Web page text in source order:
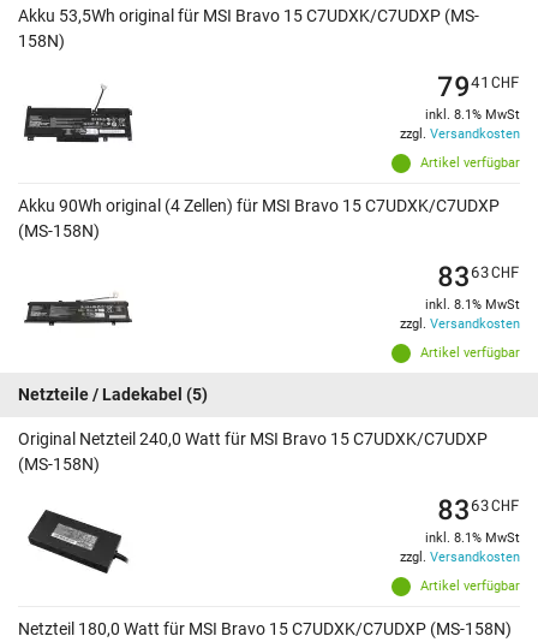
Akku 53,5Wh original für MSI Bravo 15 C7UDXK/C7UDXP (MS-
158N)
Artikel verfügbar
7941 CHF
inkl. 8.1% MwSt
zzgl. Versandkosten
Akku 90Wh original (4 Zellen) für MSI Bravo 15 C7UDXK/C7UDXP
(MS-158N)
Artikel verfügbar
8363CHF
inkl. 8.1% MwSt
zzgl. Versandkosten
Netzteile / Ladekabel (5)
Original Netzteil 240,0 Watt für MSI Bravo 15 C7UDXK/C7UDXP
(MS-158N)
Artikel verfügbar
8363CHF
inkl. 8.1% MwSt
zzgl. Versandkosten
Netzteil 180,0 Watt für MSI Bravo 15 C7UDXK/C7UDXP (MS-158N)